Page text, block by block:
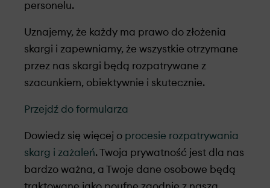
personelu.
Uznajemy, że każdy ma prawo do złożenia
skargi i zapewniamy, że wszystkie otrzymane
przez nas skargi będą rozpatrywane z
szacunkiem, obiektywnie i skutecznie.
Przejdź do formularza
Dowiedz się więcej o procesie rozpatrywania
skarg i zażaleń. Twoja prywatność jest dla nas
bardzo ważna, a Twoje dane osobowe będą